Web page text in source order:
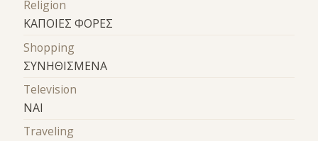
Religion
ΚΑΠΟΙΕΣ ΦΟΡΕΣ
Shopping
ΣΥΝΗΘΙΣΜΕΝΑ
Television
ΝΑΙ
Traveling